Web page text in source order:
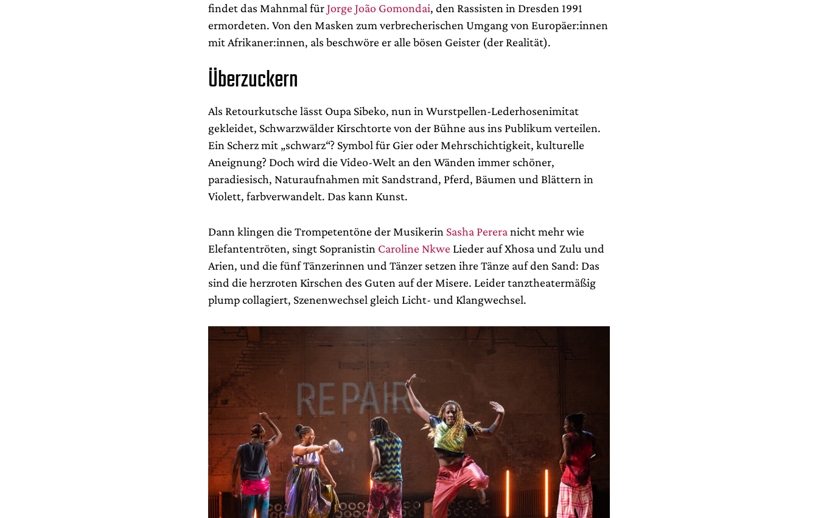
findet das Mahnmal für Jorge João Gomondai, den Rassisten in Dresden 1991
ermordeten. Von den Masken zum verbrecherischen Umgang von Europäer:innen
mit Afrikaner:innen, als beschwöre er alle bösen Geister (der Realität).
Überzuckern
Als Retourkutsche lässt Oupa Sibeko, nun in Wurstpellen-Lederhosenimitat
gekleidet, Schwarzwälder Kirschtorte von der Bühne aus ins Publikum verteilen.
Ein Scherz mit „schwarz“? Symbol für Gier oder Mehrschichtigkeit, kulturelle
Aneignung? Doch wird die Video-Welt an den Wänden immer schöner,
paradiesisch, Naturaufnahmen mit Sandstrand, Pferd, Bäumen und Blättern in
Violett, farbverwandelt. Das kann Kunst.
Dann klingen die Trompetentöne der Musikerin Sasha Perera nicht mehr wie
Elefantentröten, singt Sopranistin Caroline Nkwe Lieder auf Xhosa und Zulu und
Arien, und die fünf Tänzerinnen und Tänzer setzen ihre Tänze auf den Sand: Das
sind die herzroten Kirschen des Guten auf der Misere. Leider tanztheatermäßig
plump collagiert, Szenenwechsel gleich Licht- und Klangwechsel.